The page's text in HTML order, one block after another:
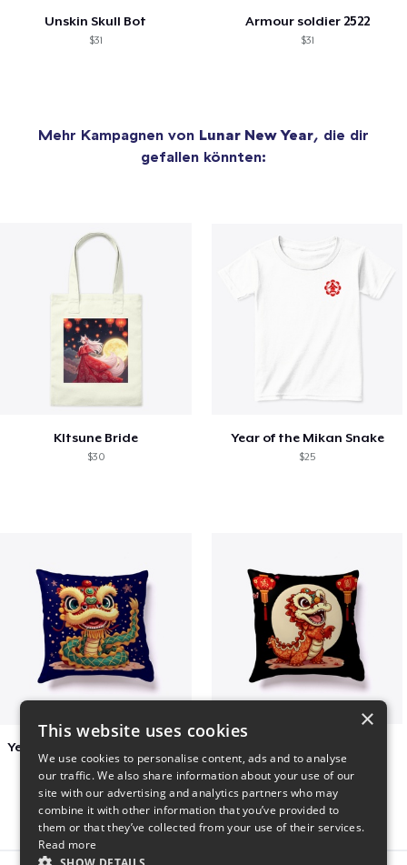
Unskin Skull Bot
$31
Armour soldier 2522
$31
Mehr Kampagnen von Lunar New Year, die dir
gefallen könnten:
KItsune Bride
$30
Year of the Mikan Snake
$25
$29 $29
×
This website uses cookies
We use cookies to personalise content, ads and to analyse
our traffic. We also share information about your use of our
site with our advertising and analytics partners who may
combine it with other information that you’ve provided to
them or that they’ve collected from your use of their services.
Read more